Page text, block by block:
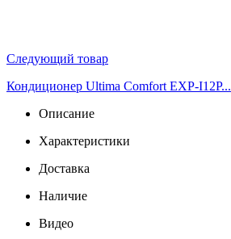
Следующий товар
Кондиционер Ultima Comfort EXP-I12P...
Описание
Характеристики
Доставка
Наличие
Видео